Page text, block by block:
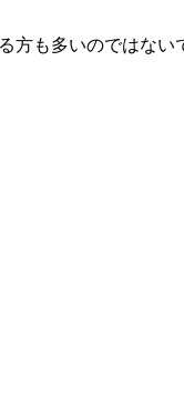
方も多いのではない